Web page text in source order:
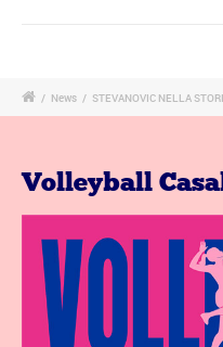
/ News / STEVANOVIC NELLA
Volleyball